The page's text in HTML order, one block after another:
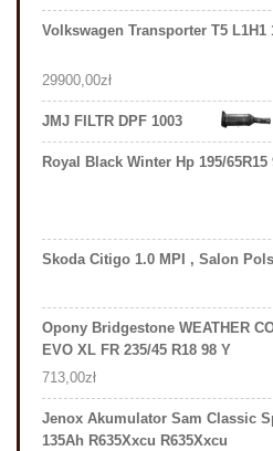
Volkswagen Transporter T5 L1H1
29900,00zł
JMJ FILTR DPF 1003
Royal Black Winter Hp 195/65R15
Skoda Citigo 1.0 MPI , Salon
Opony Bridgestone WEATHER
EVO XL FR 235/45 R18 98 Y
713,00zł
Jenox Akumulator Sam Classic
135Ah R635Xxcu R635Xxcu